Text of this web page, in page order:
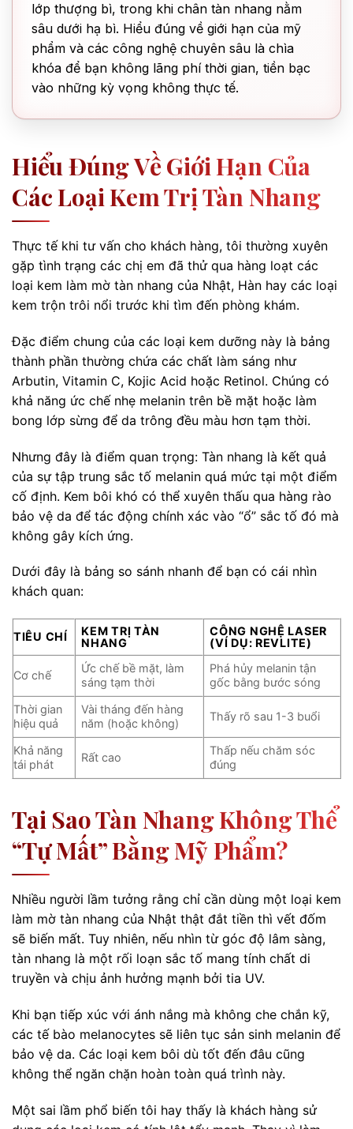
lớp thượng bì, trong khi chân tàn nhang nằm
sâu dưới hạ bì. Hiểu đúng về giới hạn của mỹ
phẩm và các công nghệ chuyên sâu là chìa
khóa để bạn không lãng phí thời gian, tiền bạc
vào những kỳ vọng không thực tế.
Hiểu Đúng Về Giới Hạn Của
Các Loại Kem Trị Tàn Nhang
Thực tế khi tư vấn cho khách hàng, tôi thường xuyên
gặp tình trạng các chị em đã thử qua hàng loạt các
loại kem làm mờ tàn nhang của Nhật, Hàn hay các loại
kem trộn trôi nổi trước khi tìm đến phòng khám.
Đặc điểm chung của các loại kem dưỡng này là bảng
thành phần thường chứa các chất làm sáng như
Arbutin, Vitamin C, Kojic Acid hoặc Retinol. Chúng có
khả năng ức chế nhẹ melanin trên bề mặt hoặc làm
bong lớp sừng để da trông đều màu hơn tạm thời.
Nhưng đây là điểm quan trọng: Tàn nhang là kết quả
của sự tập trung sắc tố melanin quá mức tại một điểm
cố định. Kem bôi khó có thể xuyên thấu qua hàng rào
bảo vệ da để tác động chính xác vào “ổ” sắc tố đó mà
không gây kích ứng.
Dưới đây là bảng so sánh nhanh để bạn có cái nhìn
khách quan:
TIÊU CHÍ
KEM TRỊ TÀN
NHANG
CÔNG NGHỆ LASER
(VÍ DỤ: REVLITE)
Cơ chế
Ức chế bề mặt, làm
sáng tạm thời
Phá hủy melanin tận
gốc bằng bước sóng
Thời gian
hiệu quả
Vài tháng đến hàng
năm (hoặc không)
Thấy rõ sau 1-3 buổi
Khả năng
tái phát
Rất cao
Thấp nếu chăm sóc
đúng
Tại Sao Tàn Nhang Không Thể
“tự Mất” Bằng Mỹ Phẩm?
Nhiều người lầm tưởng rằng chỉ cần dùng một loại kem
làm mờ tàn nhang của Nhật thật đắt tiền thì vết đốm
sẽ biến mất. Tuy nhiên, nếu nhìn từ góc độ lâm sàng,
tàn nhang là một rối loạn sắc tố mang tính chất di
truyền và chịu ảnh hưởng mạnh bởi tia UV.
Khi bạn tiếp xúc với ánh nắng mà không che chắn kỹ,
các tế bào melanocytes sẽ liên tục sản sinh melanin để
bảo vệ da. Các loại kem bôi dù tốt đến đâu cũng
không thể ngăn chặn hoàn toàn quá trình này.
Một sai lầm phổ biến tôi hay thấy là khách hàng sử